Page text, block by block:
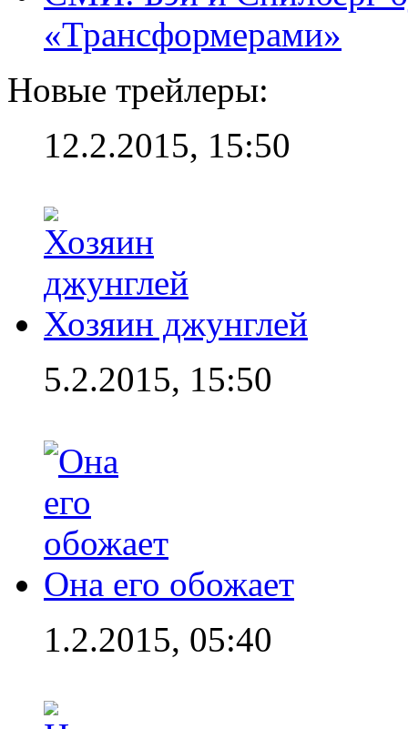
«Трансформерами»
Новые трейлеры:
12.2.2015, 15:50
Хозяин джунглей
5.2.2015, 15:50
Она его обожает
1.2.2015, 05:40